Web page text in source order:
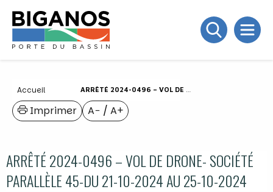
Accueil ARRÊTÉ 2024-0496 – VOL DE DRONE- SOCIÉTÉ PARALLÈLE 45-DU 21-10-2024 AU 25-10-2024
A− / A+
Imprimer
ARRÊTÉ 2024-0496 – VOL DE DRONE- SOCIÉTÉ
PARALLÈLE 45-DU 21-10-2024 AU 25-10-2024